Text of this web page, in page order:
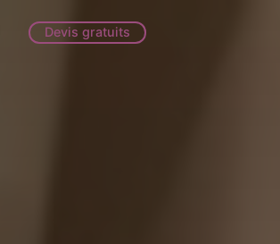
Devis gratuits